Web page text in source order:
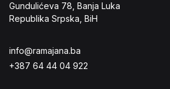
Gundulićeva 78, Banja Luka
Republika Srpska, BiH
info@ramajana.ba
+387 64 44 04 922